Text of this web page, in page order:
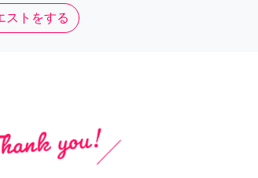
ストをする